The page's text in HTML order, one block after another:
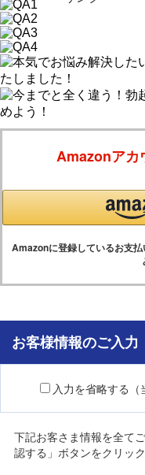
Amazonアカ
Amazonに登録しているお支
お客様情報のご入力
入力を省略する（
下記お客さま情報を全て
認する」ボタンをクリッ